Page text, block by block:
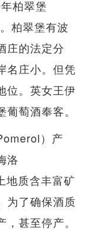
柏翠堡
柏翠堡有波
庄的法定分
名庄小。但凭
位。英女王伊
萄酒奉客。
）产
洛
地质含丰富矿
为了确保酒质
甚至停产。